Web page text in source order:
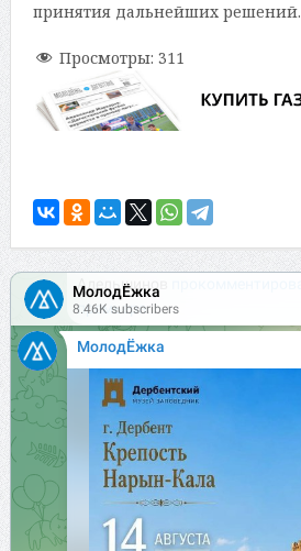
принятия дальнейших решений.
Просмотры: 311